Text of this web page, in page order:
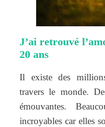
J’ai retrouvé
20 ans
Il existe des
travers le monde.
émouvantes.
incroyables car elles